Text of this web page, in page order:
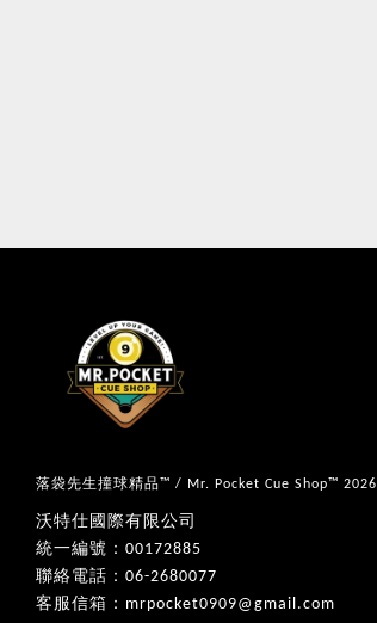
落袋先生撞球精品™ / Mr. Pocket Cue Shop™ 2026
沃特仕國際有限公司
統一編號：00172885
聯絡電話：06-2680077
客服信箱：mrpocket0909@gmail.com